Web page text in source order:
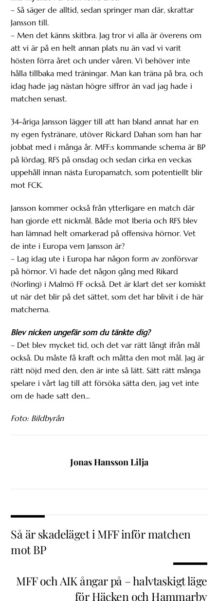
– Så säger de alltid, sedan springer man där, skrattar
Jansson till.
– Men det känns skitbra. Jag tror vi alla är överens om
att vi är på en helt annan plats nu än vad vi varit
hösten förra året och under våren. Vi behöver inte
hålla tillbaka med träningar. Man kan träna på bra, och
idag hade jag nästan högre siffror än vad jag hade i
matchen senast.
34-åriga Jansson lägger till att han bland annat har en
ny egen fystränare, utöver Rickard Dahan som han har
jobbat med i många år. MFF:s kommande schema är BP
på lördag, RFS på onsdag och sedan cirka en veckas
uppehåll innan nästa Europamatch, som potentiellt blir
mot FCK.
Jansson kommer också från ytterligare en match där
han gjorde ett nickmål. Både mot Iberia och RFS blev
han lämnad helt omarkerad på offensiva hörnor. Vet
de inte i Europa vem Jansson är?
– Lag idag ute i Europa har någon form av zonförsvar
på hörnor. Vi hade det någon gång med Rikard
(Norling) i Malmö FF också. Det är klart det ser komiskt
ut när det blir på det sättet, som det har blivit i de här
matcherna.
Blev nicken ungefär som du tänkte dig?
– Det blev mycket tid, och det var rätt långt ifrån mål
också. Du måste få kraft och måtta den mot mål. Jag är
rätt nöjd med den, den är inte så lätt. Sätt rätt många
spelare i vårt lag till att försöka sätta den, jag vet inte
om de hade satt den…
Foto: Bildbyrån
Jonas Hansson Lilja
Så är skadeläget i MFF inför matchen
mot BP
MFF och AIK ångar på – halvtaskigt läge
för Häcken och Hammarby